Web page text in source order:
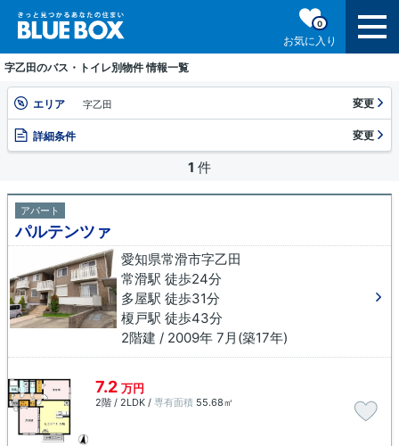
お気に入り
0
字乙田のバス・トイレ別物件 情報一覧
エリア 字乙田 変更
詳細条件 変更
1 件
アパート
パルテンツァ
愛知県常滑市字乙田
常滑駅 徒歩24分
多屋駅 徒歩31分
榎戸駅 徒歩43分
2階建 / 2009年 7月(築17年)
7.2 万円
2階 / 2LDK / 専有面積 55.68㎡